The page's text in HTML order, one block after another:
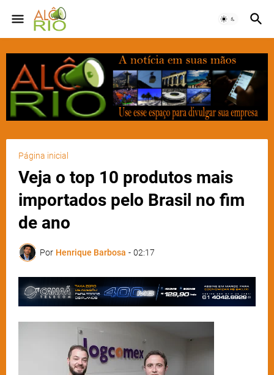
Página inicial
Veja o top 10 produtos mais
importados pelo Brasil no fim
de ano
Por Henrique Barbosa - 02:17